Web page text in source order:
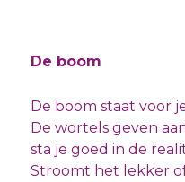
De boom
De boom staat voor
De wortels geven
sta je goed in de
Stroomt het lekker